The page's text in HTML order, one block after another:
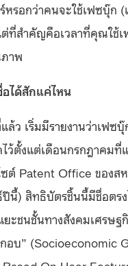
หรอกว่าคนจะใช้เฟซบุ๊ก
ต่ที่สำคัญคือเวลาที่คุณใช้
าพ
อได้สักแค่ไหน
ล้ว เริ่มมีรายงานว่าเฟซ
ว้ตั้งแต่เดือนกรกฎาคมที่
ซต์ Patent Office ของสห
นี้) สิทธิบัตรชิ้นนี้มีชื่อตรง
ยะชนชั้นทางสังคมเศรษฐ
อบ” (Socioeconomic